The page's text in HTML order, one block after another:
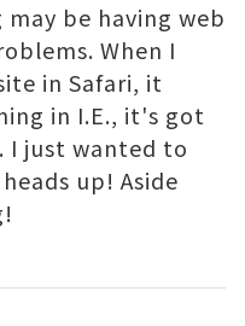
be having web
When I
in Safari, it
in I.E., it's got
I just wanted to
up! Aside